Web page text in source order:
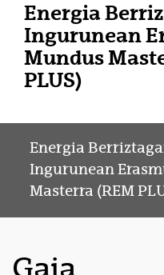
Energia
Ingurunean
Mundus
PLUS)
Energia
Ingurunean
Masterra (REM
Gaia